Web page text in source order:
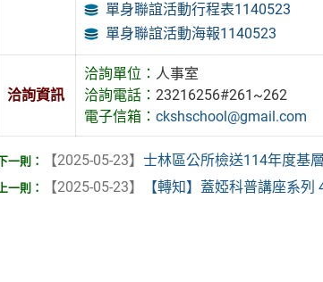
單身聯誼活動行程表1140523
單身聯誼活動海報1140523
洽詢資訊
洽詢單位： 人事室
洽詢電話：23216256#261~262
電子信箱：ckshschool@gmail.com
【2025-05-23】 士林區公所檢送114年度基
【2025-05-23】
【轉知】蓋婭科普講座系